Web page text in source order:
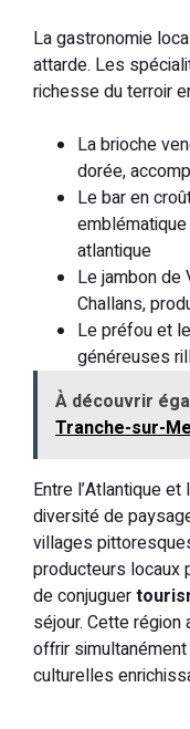
La gastronomie
attarde. Les
richesse du terroir
La brioche
dorée,
Le bar en
atlantique
Le jambon de
Challans,
Le préfou et
généreuses
À découvrir
Tranche-sur-
Entre l’Atlantique
diversité de
villages
producteurs locaux
de conjuguer
séjour. Cette
offrir
culturelles